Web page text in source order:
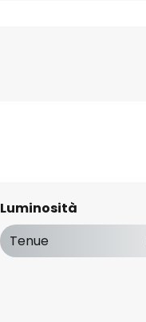
Luminosità
Tenue